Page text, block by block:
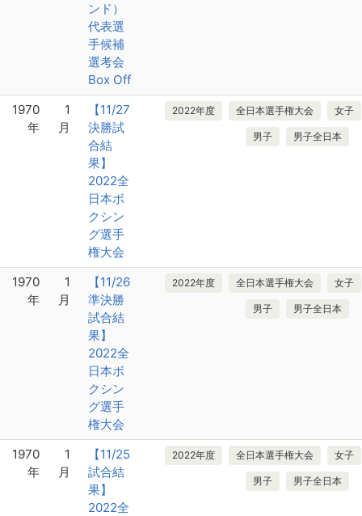
ンド）
代表選
手候補
選考会
Box Off
1970
年
1
月
【11/27
決勝試
合結
果】
2022全
日本ボ
クシン
グ選手
権大会
2022年度 全日本選手権大会 女子
男子 男子全日本
1970
年
1
月
【11/26
準決勝
試合結
果】
2022全
日本ボ
クシン
グ選手
権大会
2022年度 全日本選手権大会 女子
男子 男子全日本
1970
年
1
月
【11/25
試合結
果】
2022全
2022年度 全日本選手権大会 女子
男子 男子全日本